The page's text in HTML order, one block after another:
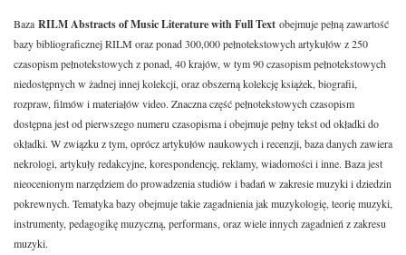
Baza RILM Abstracts of Music Literature with Full Text obejmuje pełną zawartość
bazy bibliograficznej RILM oraz ponad 300,000 pełnotekstowych artykułów z 250
czasopism pełnotekstowych z ponad, 40 krajów, w tym 90 czasopism pełnotekstowych
niedostępnych w żadnej innej kolekcji, oraz obszerną kolekcję książek, biografii,
rozpraw, filmów i materiałów video. Znaczna część pełnotekstowych czasopism
dostępna jest od pierwszego numeru czasopisma i obejmuje pełny tekst od okładki do
okładki. W związku z tym, oprócz artykułów naukowych i recenzji, baza danych zawiera
nekrologi, artykuły redakcyjne, korespondencję, reklamy, wiadomości i inne. Baza jest
nieocenionym narzędziem do prowadzenia studiów i badań w zakresie muzyki i dziedzin
pokrewnych. Tematyka bazy obejmuje takie zagadnienia jak muzykologię, teorię muzyki,
instrumenty, pedagogikę muzyczną, performans, oraz wiele innych zagadnień z zakresu
muzyki.